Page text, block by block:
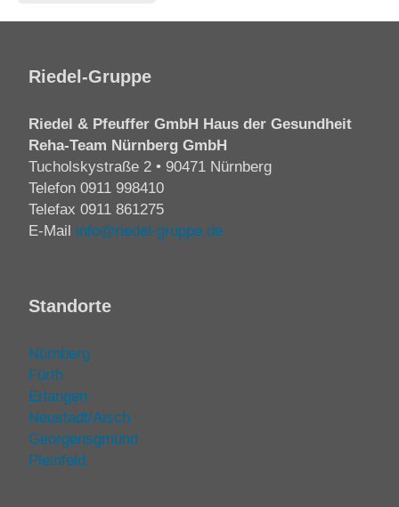
Riedel-Gruppe
Riedel & Pfeuffer GmbH Haus der Gesundheit
Reha-Team Nürnberg GmbH
Tucholskystraße 2 • 90471 Nürnberg
Telefon 0911 998410
Telefax 0911 861275
E-Mail info@riedel-gruppe.de
Standorte
Nürnberg
Fürth
Erlangen
Neustadt/Aisch
Georgensgmünd
Pleinfeld